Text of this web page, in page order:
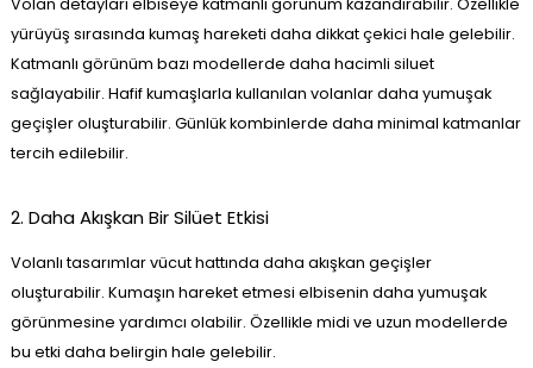
yürüyüş sırasında kumaş hareketi daha dikkat çekici hale gelebilir.
Katmanlı görünüm bazı modellerde daha hacimli siluet
sağlayabilir. Hafif kumaşlarla kullanılan volanlar daha yumuşak
geçişler oluşturabilir. Günlük kombinlerde daha minimal katmanlar
tercih edilebilir.
2. Daha Akışkan Bir Silüet Etkisi
Volanlı tasarımlar vücut hattında daha akışkan geçişler
oluşturabilir. Kumaşın hareket etmesi elbisenin daha yumuşak
görünmesine yardımcı olabilir. Özellikle midi ve uzun modellerde
bu etki daha belirgin hale gelebilir.